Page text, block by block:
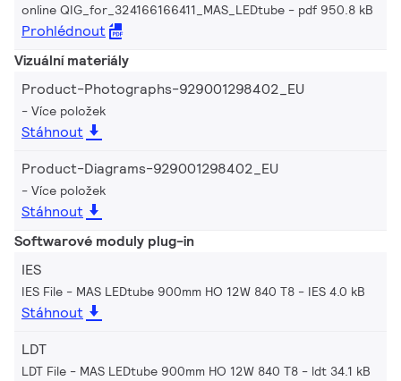
online QIG_for_324166166411_MAS_LEDtube pdf 950.8 kB
Prohlédnout
Vizuální materiály
Product-Photographs-929001298402_EU
Více položek
Stáhnout
Product-Diagrams-929001298402_EU
Více položek
Stáhnout
Softwarové moduly plug-in
IES
IES File - MAS LEDtube 900mm HO 12W 840 T8 IES 4.0 kB
Stáhnout
LDT
LDT File - MAS LEDtube 900mm HO 12W 840 T8 ldt 34.1 kB